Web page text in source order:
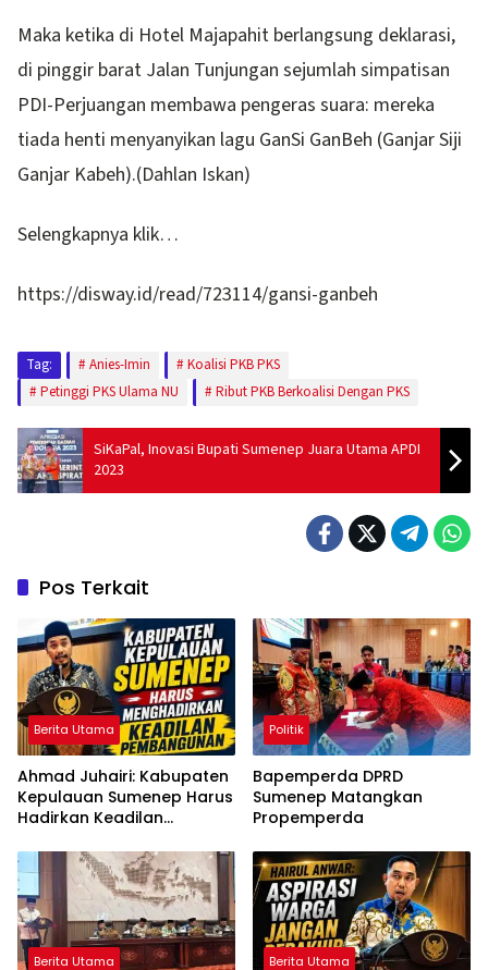
Maka ketika di Hotel Majapahit berlangsung deklarasi,
di pinggir barat Jalan Tunjungan sejumlah simpatisan
PDI-Perjuangan membawa pengeras suara: mereka
tiada henti menyanyikan lagu GanSi GanBeh (Ganjar Siji
Ganjar Kabeh).(Dahlan Iskan)
Selengkapnya klik…
https://disway.id/read/723114/gansi-ganbeh
Tag: Anies-Imin
Koalisi PKB PKS
Petinggi PKS Ulama NU
Ribut PKB Berkoalisi Dengan PKS
SiKaPal, Inovasi Bupati Sumenep Juara Utama APDI
2023
Pos Terkait
Berita Utama
Ahmad Juhairi: Kabupaten
Kepulauan Sumenep Harus
Hadirkan Keadilan
Sekadar Ganti Nama
Politik
Bapemperda DPRD
Sumenep Matangkan
Propemperda
Berita Utama Berita Utama